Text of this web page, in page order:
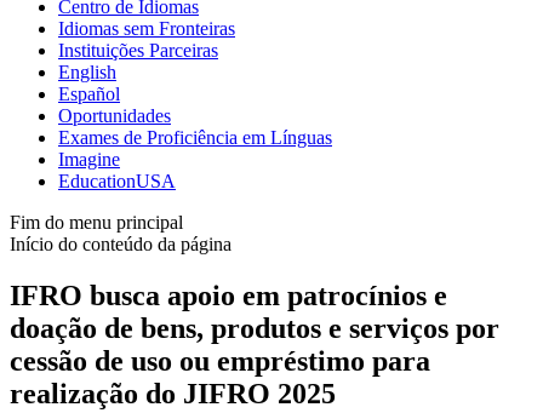
Centro de Idiomas
Idiomas sem Fronteiras
Instituições Parceiras
English
Español
Oportunidades
Exames de Proficiência em Línguas
Imagine
EducationUSA
Fim do menu principal
Início do conteúdo da página
IFRO busca apoio em patrocínios e
doação de bens, produtos e serviços por
cessão de uso ou empréstimo para
realização do JIFRO 2025